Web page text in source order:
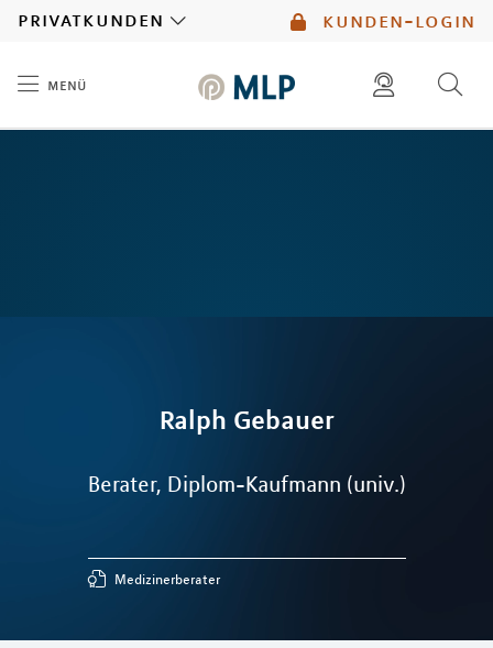
kunden-login
privatkunden
menü
Ralph Gebauer
Berater, Diplom-Kaufmann (univ.)
Medizinerberater